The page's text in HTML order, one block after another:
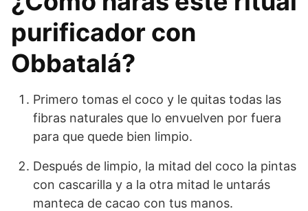
purificador con
Obbatalá?
Primero tomas el coco y le quitas todas las
fibras naturales que lo envuelven por fuera
para que quede bien limpio.
Después de limpio, la mitad del coco la pintas
con cascarilla y a la otra mitad le untarás
manteca de cacao con tus manos.